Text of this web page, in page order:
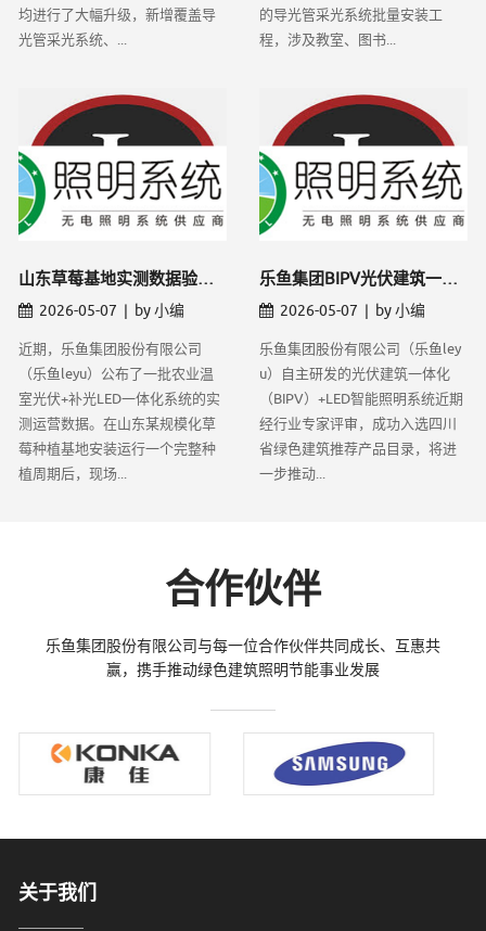
均进行了大幅升级，新增覆盖导
光管采光系统、...
的导光管采光系统批量安装工
程，涉及教室、图书...
​山东草莓基地实测数据验证——乐鱼LEY
2026-05-07 | by 小编
近期，乐鱼集团股份有限公司
（乐鱼leyu）公布了一批农业温
室光伏+补光LED一体化系统的实
测运营数据。在山东某规模化草
莓种植基地安装运行一个完整种
植周期后，现场...
乐鱼集团BIPV光伏建筑一体化方案入选四
2026-05-07 | by 小编
乐鱼集团股份有限公司（乐鱼ley
u）自主研发的光伏建筑一体化
（BIPV）+LED智能照明系统近期
经行业专家评审，成功入选四川
省绿色建筑推荐产品目录，将进
一步推动...
合作伙伴
乐鱼集团股份有限公司与每一位合作伙伴共同成长、互惠共
赢，携手推动绿色建筑照明节能事业发展
关于我们